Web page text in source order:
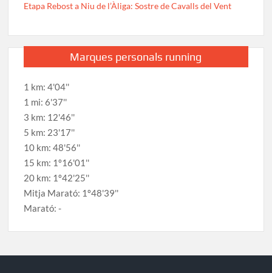
Etapa Rebost a Niu de l’Àliga: Sostre de Cavalls del Vent
Marques personals running
1 km: 4'04''
1 mi: 6'37''
3 km: 12'46''
5 km: 23'17''
10 km: 48'56''
15 km: 1º16'01''
20 km: 1º42'25''
Mitja Marató: 1º48'39''
Marató: -